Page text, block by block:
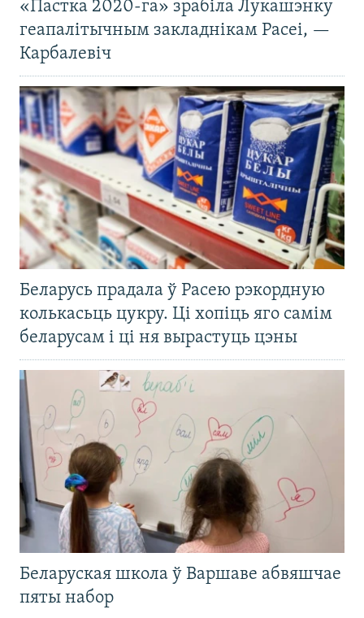
«Пастка 2020-га» зрабіла Лукашэнку
геапалітычным закладнікам Расеі, —
Карбалевіч
Беларусь прадала ў Расею рэкордную
колькасьць цукру. Ці хопіць яго самім
беларусам і ці ня вырастуць цэны
Беларуская школа ў Варшаве абвяшчае
пяты набор